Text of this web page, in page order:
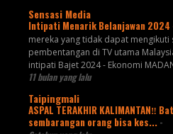
Sensasi Media
Intipati Menarik Belanjawan 2024
mereka yang tidak dapat mengikuti
pembentangan di TV utama
intipati Bajet 2024 - Ekonomi
11 bulan yang lalu
Taipingmali
ASPAL TERAKHIR KALIMANTAN‼️
sembarangan orang bisa kes... -